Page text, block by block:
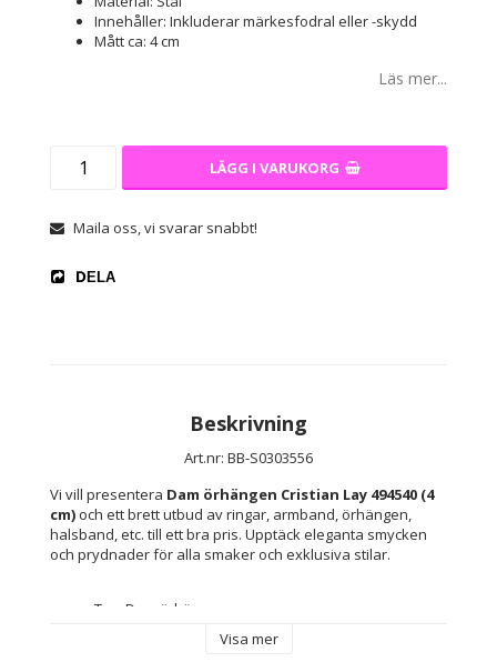
Innehåller: Inkluderar märkesfodral eller -skydd
Mått ca: 4 cm
Läs mer...
LÄGG I VARUKORG
Maila oss, vi svarar snabbt!
DELA
Beskrivning
Art.nr: BB-S0303556
Vi vill presentera Dam örhängen Cristian Lay 494540 (4
cm) och ett brett utbud av ringar, armband, örhängen,
halsband, etc. till ett bra pris. Upptäck eleganta smycken
och prydnader för alla smaker och exklusiva stilar.
Typ: Dam örhängen
Visa mer